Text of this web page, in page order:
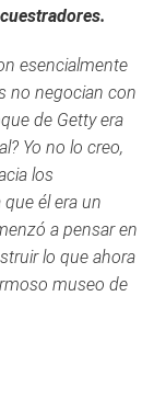
esencialmente
no negocian con
de Getty era
Yo no lo creo,
los
él era un
a pensar en
lo que ahora
museo de